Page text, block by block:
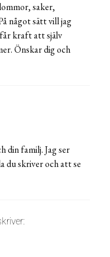
saker,
något sätt vill jag
kraft att själv
Önskar dig och
din familj. Jag ser
du skriver och att se